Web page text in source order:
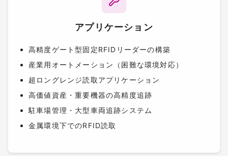
アプリケーション
高精度ゲート型固定RFIDリーダーの構築
産業用オートメーション（困難な環境対応）
超ロングレンジ読取アプリケーション
高価値資産・重要機器の高精度追跡
駐車場管理・大型車両追跡システム
金属環境下でのRFID読取